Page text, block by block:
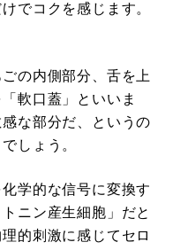
でコクを感じます。
の内側部分、舌を上
軟口蓋」といいま
な部分だ、というの
しょう。
学的な信号に変換す
ニン産生細胞」だと
的刺激に感じてセロ